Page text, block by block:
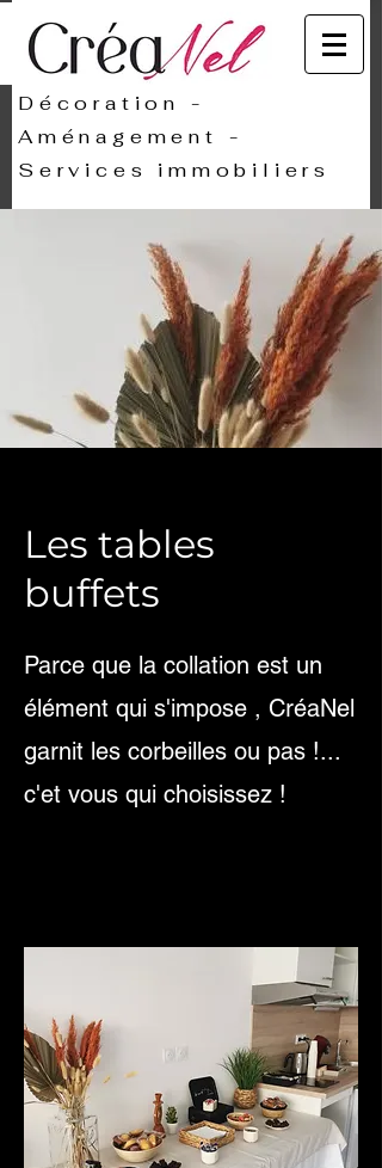
Décoration -
Aménagement -
Services immobiliers
Les tables
buffets
Parce que la collation est un
élément qui s'impose , CréaNel
garnit les corbeilles ou pas !...
c'et vous qui choisissez !